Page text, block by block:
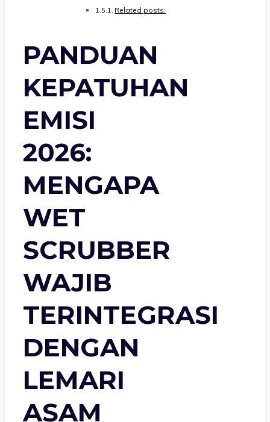
Related posts:
PANDUAN
KEPATUHAN
EMISI
2026:
MENGAPA
WET
SCRUBBER
WAJIB
TERINTEGRASI
DENGAN
LEMARI
ASAM